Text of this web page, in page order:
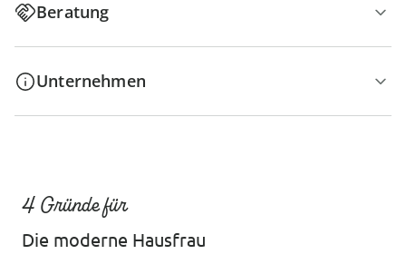
Beratung
Unternehmen
4 Gründe für
Die moderne Hausfrau